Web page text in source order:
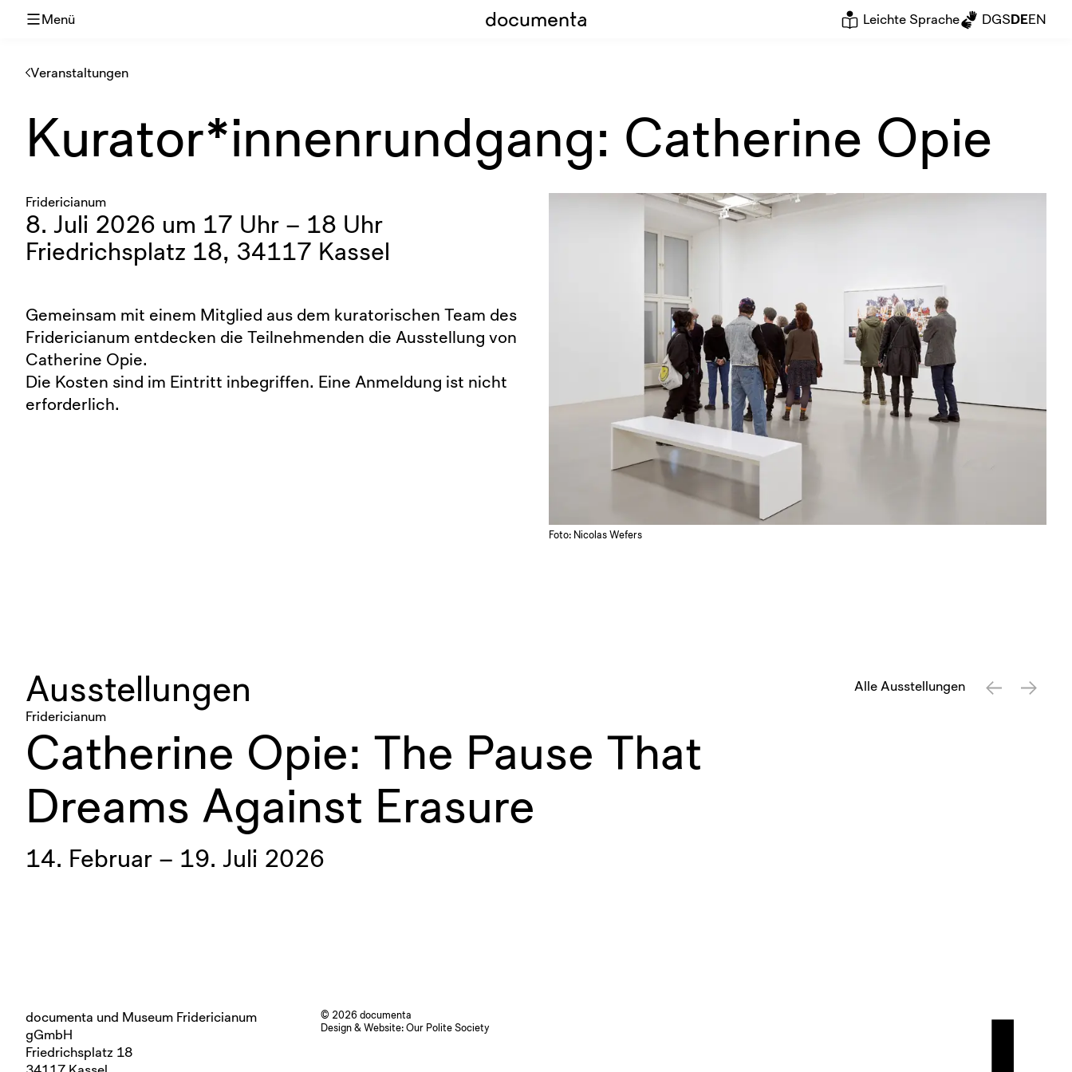
Menü documenta Leichte Sprache DGSDEEN
Veranstaltungen
Kurator*innenrundgang: Catherine Opie
Fridericianum
8. Juli 2026 um 17 Uhr – 18 Uhr
Friedrichsplatz 18, 34117 Kassel
Gemeinsam mit einem Mitglied aus dem kuratorischen Team des
Fridericianum entdecken die Teilnehmenden die Ausstellung von
Catherine Opie.
Die Kosten sind im Eintritt inbegriffen. Eine Anmeldung ist nicht
erforderlich.
Foto: Nicolas Wefers
Ausstellungen
Alle Ausstellungen
Fridericianum
Catherine Opie: The Pause That
Dreams Against Erasure
14. Februar – 19. Juli 2026
documenta und Museum Fridericianum
gGmbH
Friedrichsplatz 18
© 2026 documenta
Design & Website:Our Polite Society